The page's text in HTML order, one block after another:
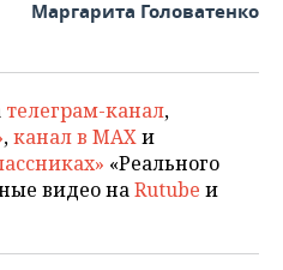
Маргарита Головатенко
телеграм-канал,
,канал в MAXи
«Реального
видео наRutube и